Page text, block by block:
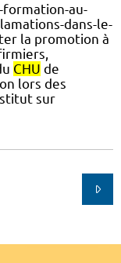
au-
dans-le-
la promotion à
CHU de
lors des
sur